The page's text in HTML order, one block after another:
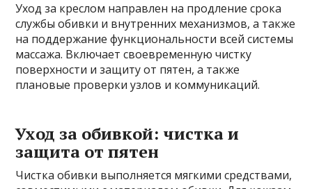
Уход за креслом направлен на продление срока
службы обивки и внутренних механизмов, а также
на поддержание функциональности всей системы
массажа. Включает своевременную чистку
поверхности и защиту от пятен, а также
плановые проверки узлов и коммуникаций.
Уход за обивкой: чистка и
защита от пятен
Чистка обивки выполняется мягкими средствами,